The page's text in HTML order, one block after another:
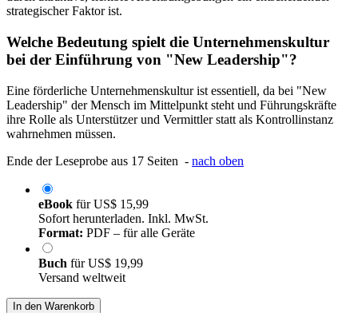
strategischer Faktor ist.
Welche Bedeutung spielt die Unternehmenskultur
bei der Einführung von "New Leadership"?
Eine förderliche Unternehmenskultur ist essentiell, da bei "New
Leadership" der Mensch im Mittelpunkt steht und Führungskräfte
ihre Rolle als Unterstützer und Vermittler statt als Kontrollinstanz
wahrnehmen müssen.
Ende der Leseprobe aus 17 Seiten - nach oben
eBook fürUS$ 15,99
Sofort herunterladen. Inkl. MwSt.
Format: PDF – für alle Geräte
Buch fürUS$ 19,99
Versand weltweit
In den Warenkorb